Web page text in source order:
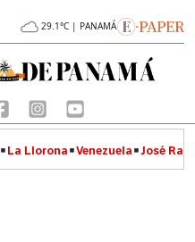
29.1°C | PANAMÁ
La Llorona Venezuela José